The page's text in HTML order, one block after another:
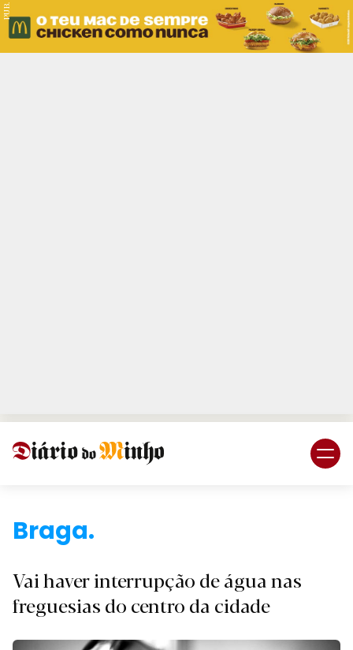
PUB.
Braga.
Vai haver interrupção de água nas
freguesias do centro da cidade